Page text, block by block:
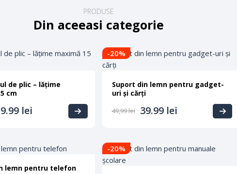
material care este biodegradabil
PRODUSE
Din aceeasi categorie
de plic – lățime
cm
lei
-20%
Suport din lemn pentru gadget-
uri și cărți
49,99lei 39.99 lei
lemn pentru telefon
-20%